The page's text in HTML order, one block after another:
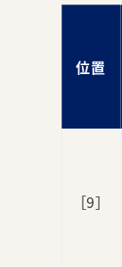
位置
［9］